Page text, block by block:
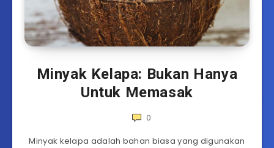
Minyak Kelapa: Bukan Hanya
Untuk Memasak
0
Minyak kelapa adalah bahan biasa yang digunakan